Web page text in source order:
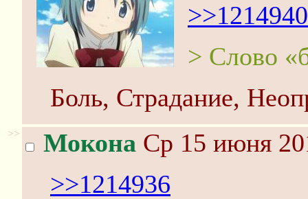
>>1214940
> Слово
Боль, Страдание,
>> Мокона Ср 15 июня
>>1214936